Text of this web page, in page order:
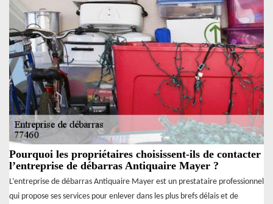
Pourquoi les propriétaires choisissent-ils de contacter
l’entreprise de débarras Antiquaire Mayer ?
L’entreprise de débarras Antiquaire Mayer est un prestataire professionnel
qui propose ses services pour enlever dans les plus brefs délais et de